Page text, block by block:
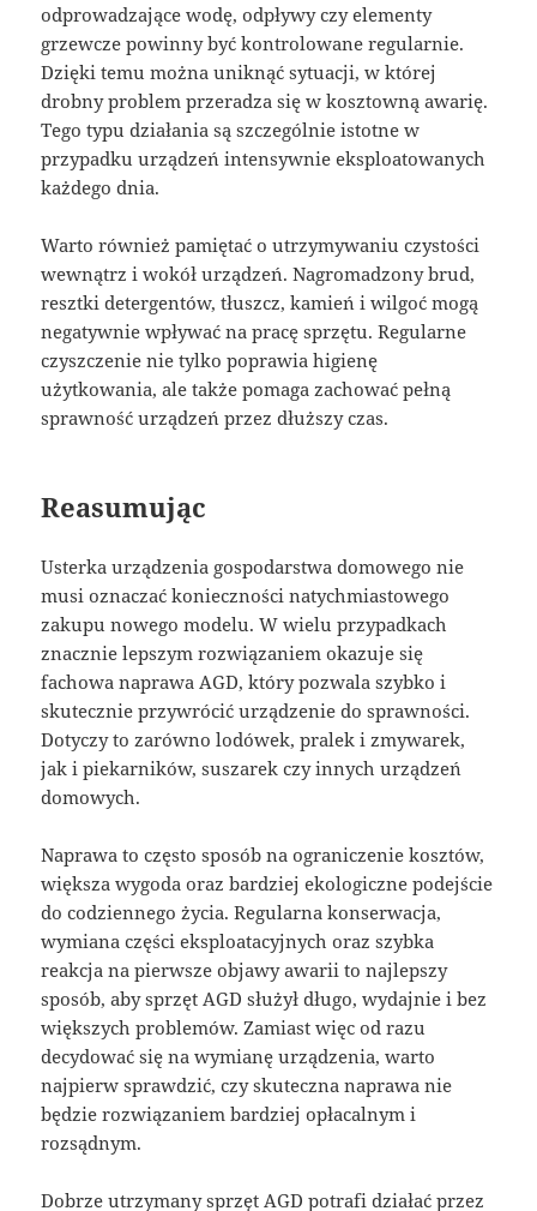
odprowadzające wodę, odpływy czy elementy
grzewcze powinny być kontrolowane regularnie.
Dzięki temu można uniknąć sytuacji, w której
drobny problem przeradza się w kosztowną awarię.
Tego typu działania są szczególnie istotne w
przypadku urządzeń intensywnie eksploatowanych
każdego dnia.
Warto również pamiętać o utrzymywaniu czystości
wewnątrz i wokół urządzeń. Nagromadzony brud,
resztki detergentów, tłuszcz, kamień i wilgoć mogą
negatywnie wpływać na pracę sprzętu. Regularne
czyszczenie nie tylko poprawia higienę
użytkowania, ale także pomaga zachować pełną
sprawność urządzeń przez dłuższy czas.
Reasumując
Usterka urządzenia gospodarstwa domowego nie
musi oznaczać konieczności natychmiastowego
zakupu nowego modelu. W wielu przypadkach
znacznie lepszym rozwiązaniem okazuje się
fachowa naprawa AGD, który pozwala szybko i
skutecznie przywrócić urządzenie do sprawności.
Dotyczy to zarówno lodówek, pralek i zmywarek,
jak i piekarników, suszarek czy innych urządzeń
domowych.
Naprawa to często sposób na ograniczenie kosztów,
większa wygoda oraz bardziej ekologiczne podejście
do codziennego życia. Regularna konserwacja,
wymiana części eksploatacyjnych oraz szybka
reakcja na pierwsze objawy awarii to najlepszy
sposób, aby sprzęt AGD służył długo, wydajnie i bez
większych problemów. Zamiast więc od razu
decydować się na wymianę urządzenia, warto
najpierw sprawdzić, czy skuteczna naprawa nie
będzie rozwiązaniem bardziej opłacalnym i
rozsądnym.
Dobrze utrzymany sprzęt AGD potrafi działać przez